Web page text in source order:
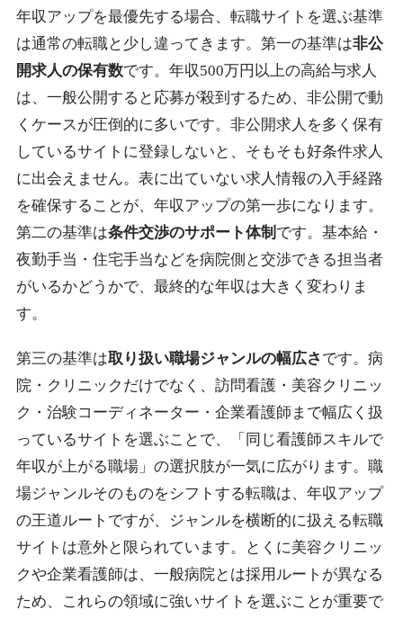
年収アップを最優先する場合、転職サイトを選ぶ基準
は通常の転職と少し違ってきます。第一の基準は非公
開求人の保有数です。年収500万円以上の高給与求人
は、一般公開すると応募が殺到するため、非公開で動
くケースが圧倒的に多いです。非公開求人を多く保有
しているサイトに登録しないと、そもそも好条件求人
に出会えません。表に出ていない求人情報の入手経路
を確保することが、年収アップの第一歩になります。
第二の基準は条件交渉のサポート体制 です。基本給・
夜勤手当・住宅手当などを病院側と交渉できる担当者
がいるかどうかで、最終的な年収は大きく変わりま
す。
第三の基準は取り扱い職場ジャンルの幅広さ です。病
院・クリニックだけでなく、訪問看護・美容クリニッ
ク・治験コーディネーター・企業看護師まで幅広く扱
っているサイトを選ぶことで、「同じ看護師スキルで
年収が上がる職場」の選択肢が一気に広がります。職
場ジャンルそのものをシフトする転職は、年収アップ
の王道ルートですが、ジャンルを横断的に扱える転職
サイトは意外と限られています。とくに美容クリニッ
クや企業看護師は、一般病院とは採用ルートが異なる
ため、これらの領域に強いサイトを選ぶことが重要で